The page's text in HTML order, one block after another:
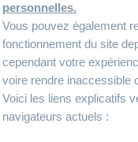
personnelles.
Vous pouvez également
fonctionnement du site
cependant votre
voire rendre inaccessible
Voici les liens explicatifs
navigateurs actuels :